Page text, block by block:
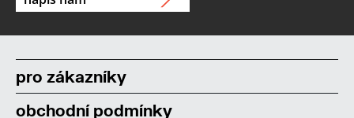
pro zákazníky
obchodní podmínky